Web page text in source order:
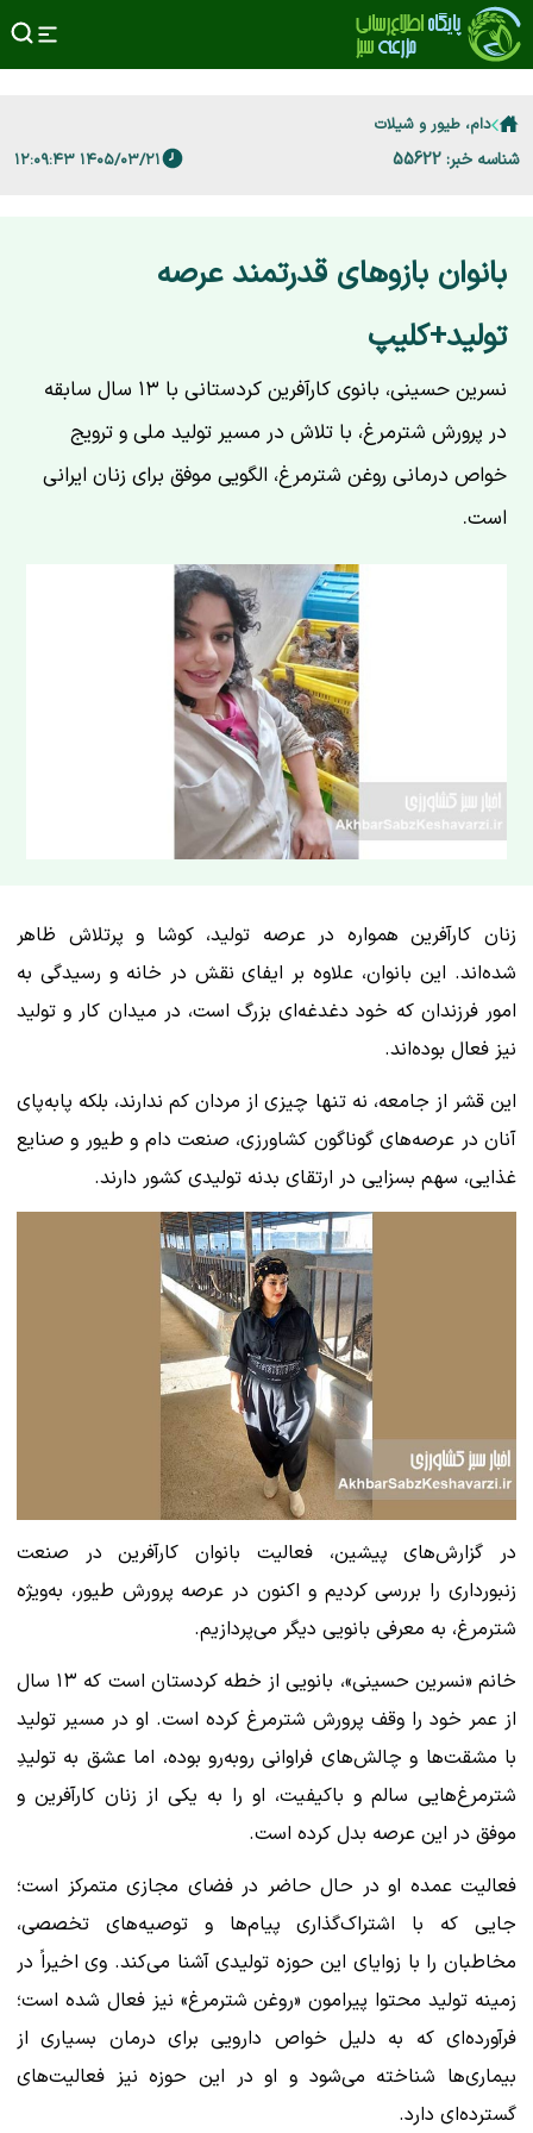
دام، طیور و شیلات
شناسه خبر: 55622 ۱۴۰۵/۰۳/۲۱ ۱۲:۰۹:۴۳
بانوان بازوهای قدرتمند عرصه
تولید+کلیپ
نسرین حسینی، بانوی کارآفرین کردستانی با ۱۳ سال سابقه
در پرورش شترمرغ، با تلاش در مسیر تولید ملی و ترویج
خواص درمانی روغن شترمرغ، الگویی موفق برای زنان ایرانی
است.
زنان کارآفرین همواره در عرصه تولید، کوشا و پرتلاش ظاهر
شده‌اند. این بانوان، علاوه بر ایفای نقش در خانه و رسیدگی به
امور فرزندان که خود دغدغه‌ای بزرگ است، در میدان کار و تولید
نیز فعال بوده‌اند.
این قشر از جامعه، نه تنها چیزی از مردان کم ندارند، بلکه پا‌به‌پای
آنان در عرصه‌های گوناگون کشاورزی، صنعت دام و طیور و صنایع
غذایی، سهم بسزایی در ارتقای بدنه تولیدی کشور دارند.
در گزارش‌های پیشین، فعالیت بانوان کارآفرین در صنعت
زنبورداری را بررسی کردیم و اکنون در عرصه پرورش طیور، به‌ویژه
شترمرغ، به معرفی بانویی دیگر می‌پردازیم.
خانم «نسرین حسینی»، بانویی از خطه کردستان است که ۱۳ سال
از عمر خود را وقف پرورش شترمرغ کرده است. او در مسیر تولید
با مشقت‌ها و چالش‌های فراوانی روبه‌رو بوده، اما عشق به تولیدِ
شترمرغ‌هایی سالم و باکیفیت، او را به یکی از زنان کارآفرین و
موفق در این عرصه بدل کرده است.
فعالیت عمده او در حال حاضر در فضای مجازی متمرکز است؛
جایی که با اشتراک‌گذاری پیام‌ها و توصیه‌های تخصصی،
مخاطبان را با زوایای این حوزه تولیدی آشنا می‌کند. وی اخیراً در
زمینه تولید محتوا پیرامون «روغن شترمرغ» نیز فعال شده است؛
فرآورده‌ای که به دلیل خواص دارویی برای درمان بسیاری از
بیماری‌ها شناخته می‌شود و او در این حوزه نیز فعالیت‌های
گسترده‌ای دارد.